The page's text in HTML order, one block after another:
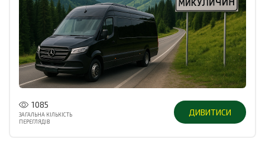
1085
ЗАГАЛЬНА КІЛЬКІСТЬ
ПЕРЕГЛЯДІВ
ДИВИТИСИ